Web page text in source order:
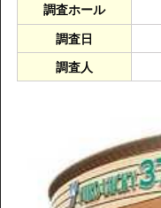
調査ホール
調査日
調査人